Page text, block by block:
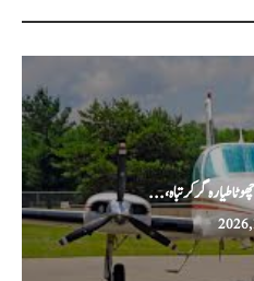
طیارہ گر کر تباہ،...